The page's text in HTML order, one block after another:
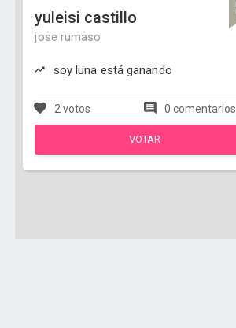
yuleisi castillo
jose rumaso
soy luna está ganando
2 votos 0 comentarios
VOTAR